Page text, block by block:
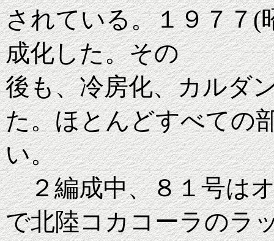
されている。１９７７(
成化した。その
後も、冷房化、カルダ
た。ほとんどすべての
い。
２編成中、８１号はオ
で北陸コカコーラのラ